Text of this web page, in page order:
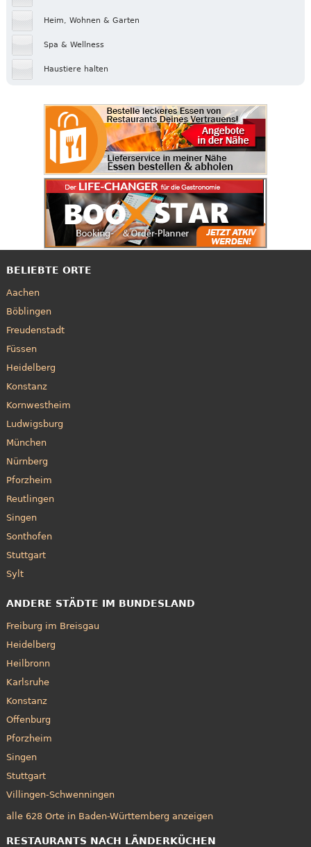
Heim, Wohnen & Garten
Spa & Wellness
Haustiere halten
BELIEBTE ORTE
Aachen
Böblingen
Freudenstadt
Füssen
Heidelberg
Konstanz
Kornwestheim
Ludwigsburg
München
Nürnberg
Pforzheim
Reutlingen
Singen
Sonthofen
Stuttgart
Sylt
ANDERE STÄDTE IM BUNDESLAND
Freiburg im Breisgau
Heidelberg
Heilbronn
Karlsruhe
Konstanz
Offenburg
Pforzheim
Singen
Stuttgart
Villingen-Schwenningen
alle 628 Orte in Baden-Württemberg anzeigen
RESTAURANTS NACH LÄNDERKÜCHEN